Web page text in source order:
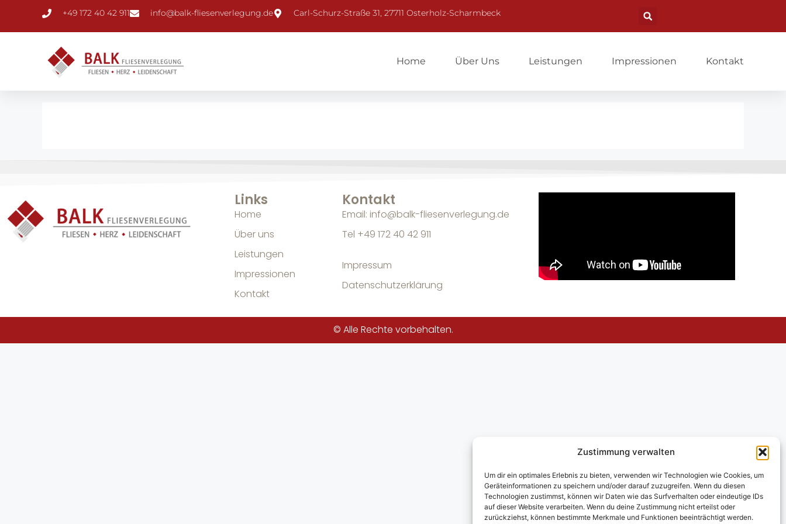
Zustimmung verwalten
Um dir ein optimales Erlebnis zu bieten, verwenden wir Technologien wie Cookies, um
Geräteinformationen zu speichern und/oder darauf zuzugreifen. Wenn du diesen
Technologien zustimmst, können wir Daten wie das Surfverhalten oder eindeutige IDs
auf dieser Website verarbeiten. Wenn du deine Zustimmung nicht erteilst oder
zurückziehst, können bestimmte Merkmale und Funktionen beeinträchtigt werden.
+49 172 40 42 911 info@balk-fliesenverlegung.de Carl-Schurz-Straße 31, 27711 Osterholz-Scharmbeck
Home Über Uns Leistungen Impressionen Kontakt
Links
Home
Über uns
Leistungen
Impressionen
Kontakt
Kontakt
Email: info@balk-fliesenverlegung.de
Tel +49 172 40 42 911
Impressum
Datenschutzerklärung
© Alle Rechte vorbehalten.